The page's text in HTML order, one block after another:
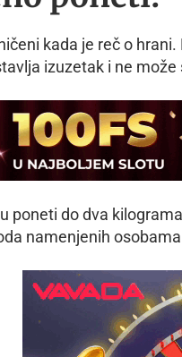
kada je reč o
izuzetak i ne može
poneti do dva
namenjenih